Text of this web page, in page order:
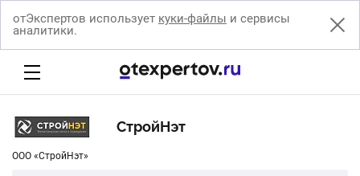
отЭкспертов использует куки-файлы и сервисы
аналитики.
СтройНэт
ООО «СтройНэт»